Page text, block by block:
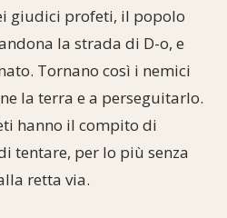
giudici profeti, il popolo
la strada di D-o, e
Tornano così i nemici
la terra e a perseguitarlo.
hanno il compito di
tentare, per lo più senza
retta via.